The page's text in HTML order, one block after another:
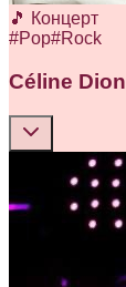
🎵 Концерт
#Pop#Rock
Céline Dion